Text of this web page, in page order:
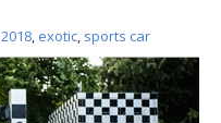
2018, exotic, sports car